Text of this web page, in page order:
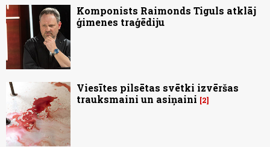
Komponists Raimonds Tiguls atklāj
ģimenes traģēdiju
Viesītes pilsētas svētki izvēršas
trauksmaini un asiņaini
2